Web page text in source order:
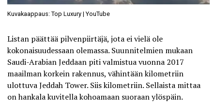
Kuvakaappaus: Top Luxury | YouTube
Listan päättää pilvenpiirtäjä, jota ei vielä ole
kokonaisuudessaan olemassa. Suunnitelmien mukaan
Saudi-Arabian Jeddaan piti valmistua vuonna 2017
maailman korkein rakennus, vähintään kilometriin
ulottuva Jeddah Tower. Siis kilometriin. Sellaista mittaa
on hankala kuvitella kohoamaan suoraan ylöspäin.